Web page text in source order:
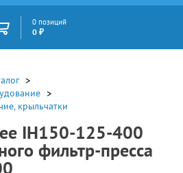
0 позиций
0 ₽
крыльчатки
IH150-125-400
фильтр-пресса